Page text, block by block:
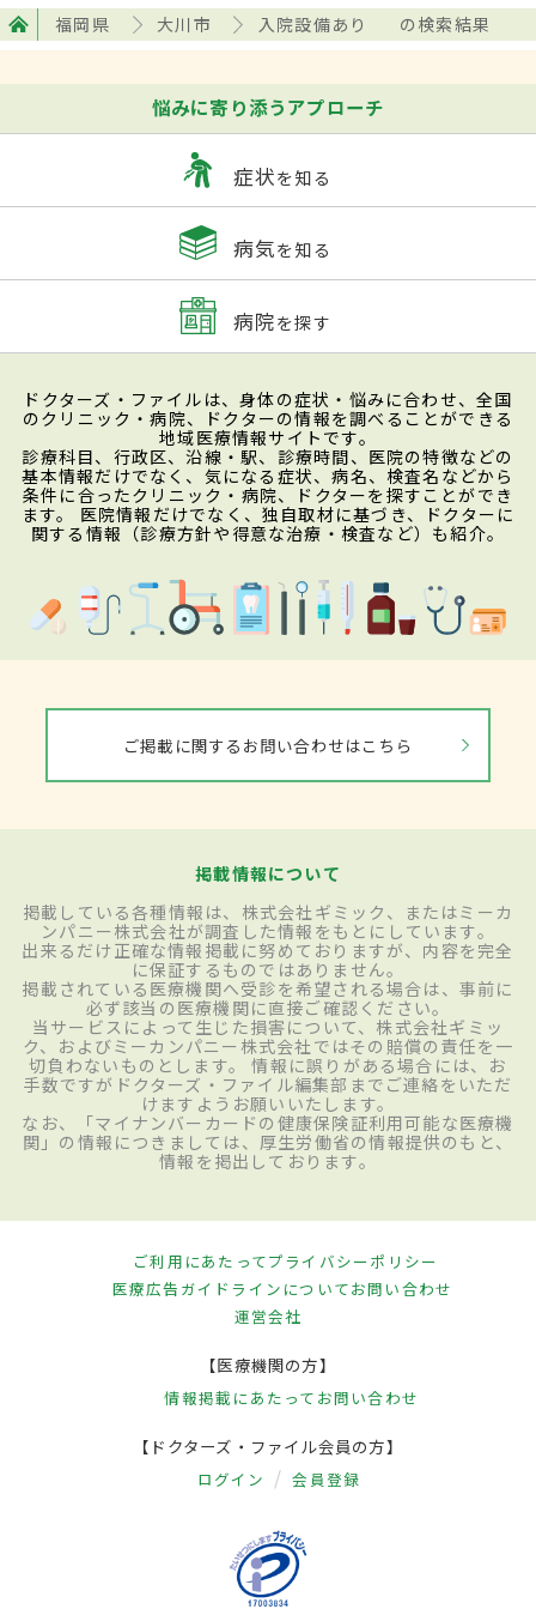
福岡県 大川市 入院設備あり の検索結果
悩みに寄り添うアプローチ
症状を知る
病気を知る
病院を探す
ドクターズ・ファイルは、身体の症状・悩みに合わせ、全国
のクリニック・病院、ドクターの情報を調べることができる
地域医療情報サイトです。
診療科目、行政区、沿線・駅、診療時間、医院の特徴などの
基本情報だけでなく、気になる症状、病名、検査名などから
条件に合ったクリニック・病院、ドクターを探すことができ
ます。 医院情報だけでなく、独自取材に基づき、ドクターに
関する情報（診療方針や得意な治療・検査など）も紹介。
ご掲載に関するお問い合わせはこちら
掲載情報について
掲載している各種情報は、株式会社ギミック、またはミーカ
ンパニー株式会社が調査した情報をもとにしています。
出来るだけ正確な情報掲載に努めておりますが、内容を完全
に保証するものではありません。
掲載されている医療機関へ受診を希望される場合は、事前に
必ず該当の医療機関に直接ご確認ください。
当サービスによって生じた損害について、株式会社ギミッ
ク、およびミーカンパニー株式会社ではその賠償の責任を一
切負わないものとします。 情報に誤りがある場合には、お
手数ですがドクターズ・ファイル編集部までご連絡をいただ
けますようお願いいたします。
なお、「マイナンバーカードの健康保険証利用可能な医療機
関」の情報につきましては、厚生労働省の情報提供のもと、
情報を掲出しております。
ご利用にあたってプライバシーポリシー
医療広告ガイドラインについてお問い合わせ
運営会社
【医療機関の方】
情報掲載にあたって お問い合わせ
【ドクターズ・ファイル会員の方】
ログイン 会員登録